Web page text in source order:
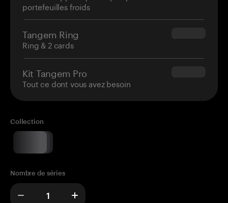
portefeuilles froids
Tangem Ring
Ring & 2 cards
$160.00
Kit Tangem Pro
Tout ce dont vous avez besoin
$180.00
Collection
Nombre de séries